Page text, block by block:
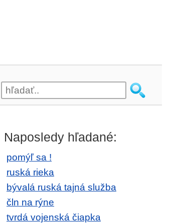
Naposledy hľadané:
pomýľ sa !
ruská rieka
bývalá ruská tajná služba
čln na rýne
tvrdá vojenská čiapka